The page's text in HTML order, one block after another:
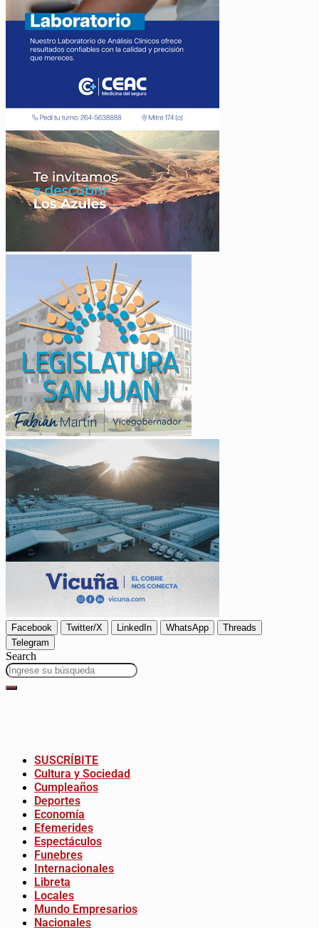
Facebook Twitter/X LinkedIn WhatsApp
Threads
Telegram
Search
SUSCRÍBITE
Cultura y Sociedad
Cumpleaños
Deportes
Economía
Efemerides
Espectáculos
Funebres
Internacionales
Libreta
Locales
Mundo Empresarios
Nacionales